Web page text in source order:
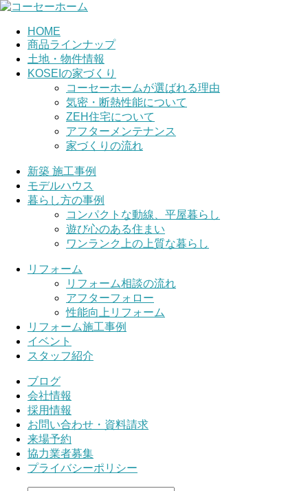
HOME
商品ラインナップ
土地・物件情報
KOSEIの家づくり
コーセーホームが選ばれる理由
気密・断熱性能について
ZEH住宅について
アフターメンテナンス
家づくりの流れ
新築 施工事例
モデルハウス
暮らし方の事例
コンパクトな動線、平屋暮らし
遊び心のある住まい
ワンランク上の上質な暮らし
リフォーム
リフォーム相談の流れ
アフターフォロー
性能向上リフォーム
リフォーム施工事例
イベント
スタッフ紹介
ブログ
会社情報
採用情報
お問い合わせ・資料請求
来場予約
協力業者募集
プライバシーポリシー